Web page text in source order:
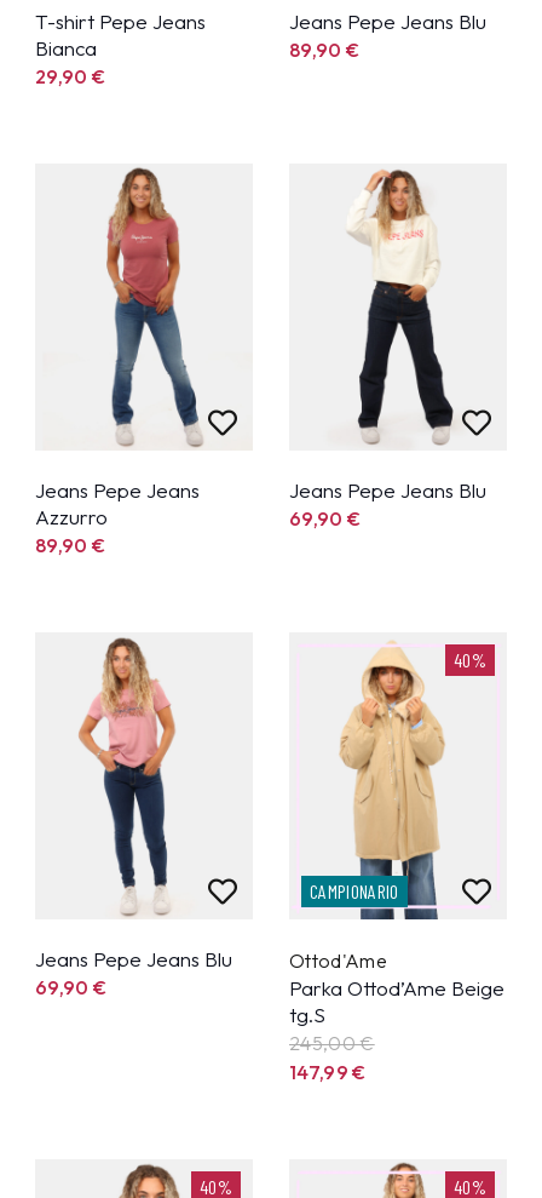
T-shirt Pepe Jeans
Bianca
29,90€
Jeans Pepe Jeans Blu
89,90€
Jeans Pepe Jeans
Azzurro
89,90€
Jeans Pepe Jeans Blu
69,90€
Jeans Pepe Jeans Blu
69,90€
40%
CAMPIONARIO
Ottod'Ame
Parka Ottod’Ame Beige
tg.S
245,00 €
147,99€
40% 40%